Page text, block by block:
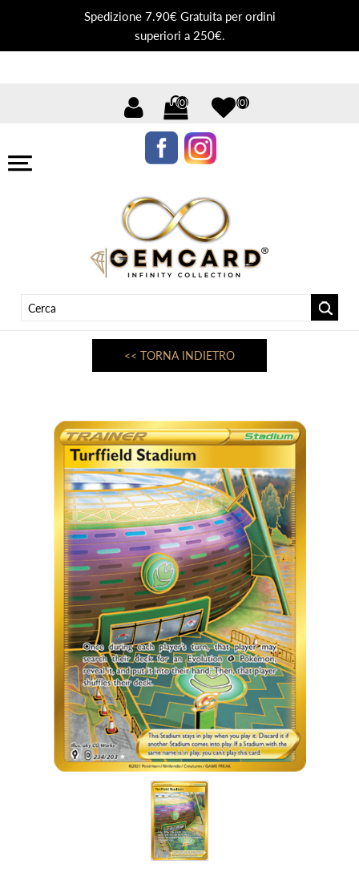
Spedizione 7.90€ Gratuita per ordini
superiori a 250€.
(0) (0)
<< TORNA INDIETRO